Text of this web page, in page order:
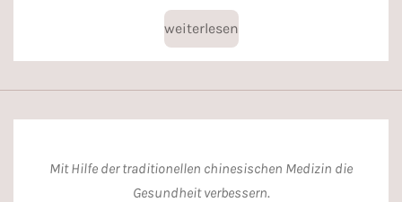
weiterlesen
Mit Hilfe der traditionellen chinesischen Medizin die
Gesundheit verbessern.